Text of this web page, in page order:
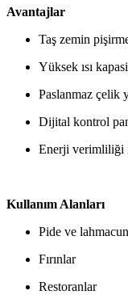
Avantajlar
Taş zemin
Yüksek ısı
Paslanmaz çelik
Dijital kontrol
Enerji verimliliği
Kullanım Alanları
Pide ve
Fırınlar
Restoranlar